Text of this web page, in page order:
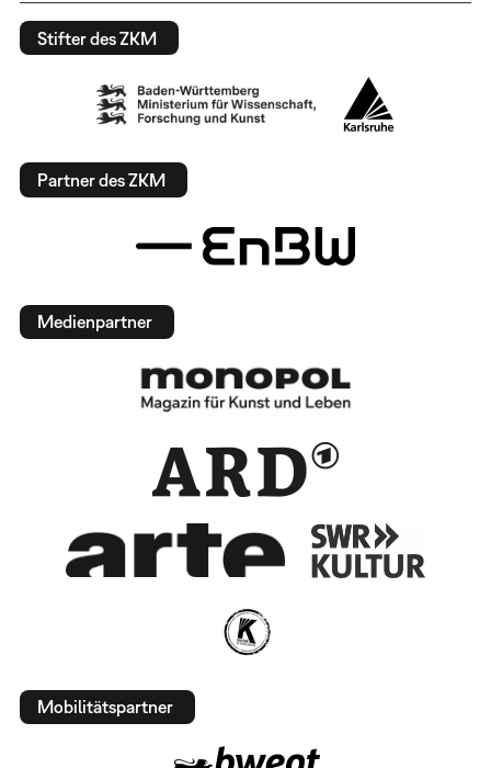
Stifter des ZKM
Partner des ZKM
Medienpartner
Mobilitätspartner